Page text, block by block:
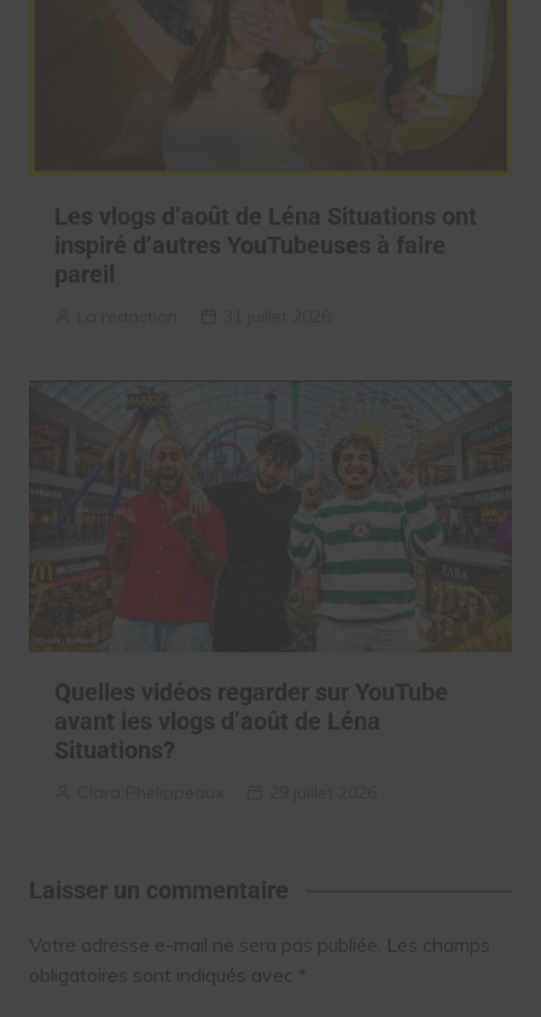
Les vlogs d’août de Léna Situations ont
inspiré d’autres YouTubeuses à faire
pareil
Quelles vidéos regarder sur YouTube
avant les vlogs d’août de Léna
Situations?
Laisser un commentaire
Votre adresse e-mail ne sera pas publiée. Les champs
obligatoires sont indiqués avec *